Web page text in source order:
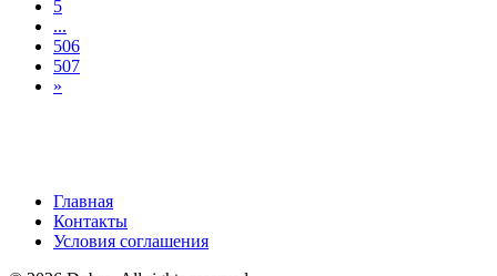
5
...
506
507
»
Главная
Контакты
Условия соглашения